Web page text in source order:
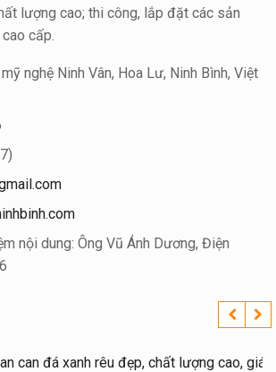
lượng cao; thi công, lắp đặt các sản
cấp.
nghệ Ninh Vân, Hoa Lư, Ninh Bình, Việt
nội dung: Ông Vũ Ánh Dương, Điện
1 mái đẹp tại Ninh
Lan